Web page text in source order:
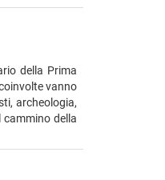
della Prima
vanno
archeologia,
della